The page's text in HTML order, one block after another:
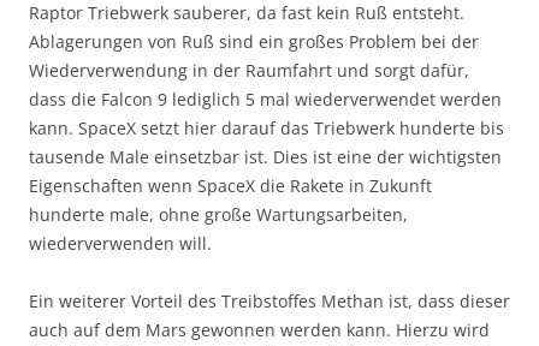
Raptor Triebwerk sauberer, da fast kein Ruß entsteht.
Ablagerungen von Ruß sind ein großes Problem bei der
Wiederverwendung in der Raumfahrt und sorgt dafür,
dass die Falcon 9 lediglich 5 mal wiederverwendet werden
kann. SpaceX setzt hier darauf das Triebwerk hunderte bis
tausende Male einsetzbar ist. Dies ist eine der wichtigsten
Eigenschaften wenn SpaceX die Rakete in Zukunft
hunderte male, ohne große Wartungsarbeiten,
wiederverwenden will.
Ein weiterer Vorteil des Treibstoffes Methan ist, dass dieser
auch auf dem Mars gewonnen werden kann. Hierzu wird